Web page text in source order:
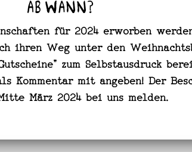
Ab Wann?
für 2024 erworben
ihren Weg unter den
zum Selbstausdruck
Kommentar mit angeben! Der
März 2024 bei uns melden.